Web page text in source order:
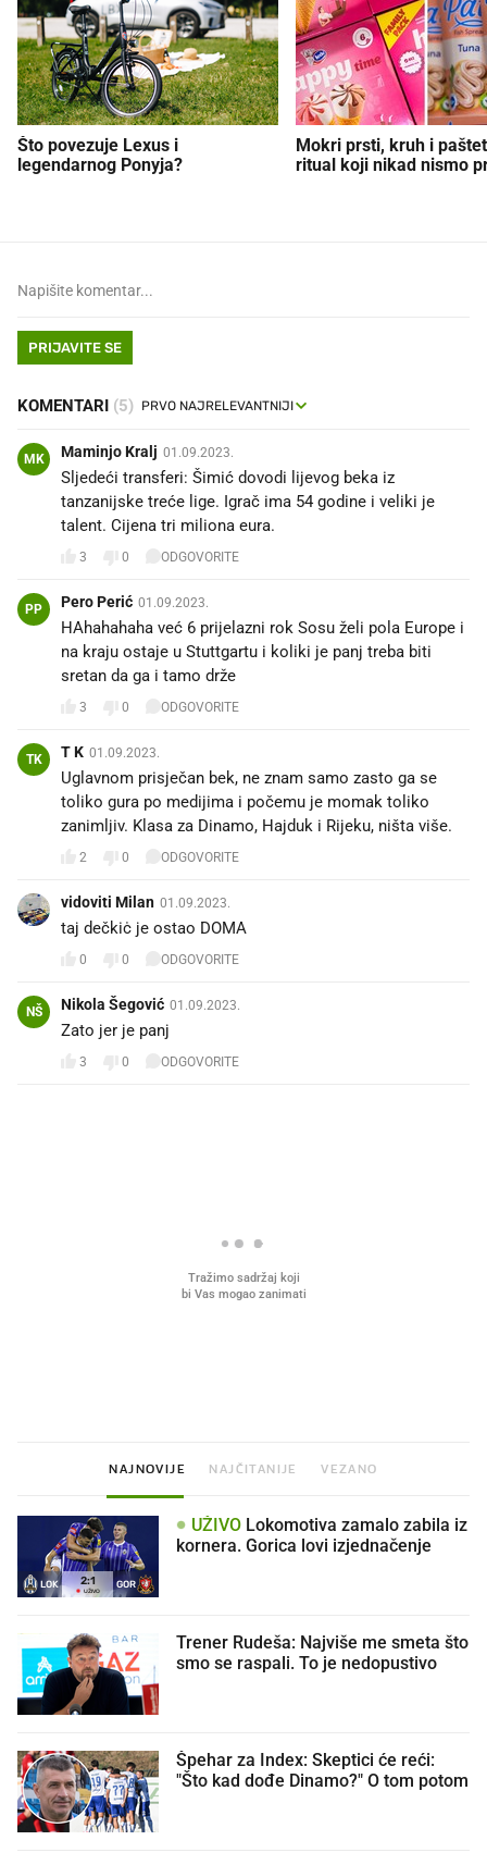
Što povezuje Lexus i
legendarnog Ponyja?
Mokri prsti, kruh i
ritual koji nikad nismo
PRIJAVITE SE
KOMENTARI (5)
MK Maminjo Kralj 01.09.2023.
Sljedeći transferi: Šimić dovodi lijevog beka iz
tanzanijske treće lige. Igrač ima 54 godine i veliki je
talent. Cijena tri miliona eura.
3 0 ODGOVORITE
PP Pero Perić 01.09.2023.
HAhahahaha već 6 prijelazni rok Sosu želi pola Europe i
na kraju ostaje u Stuttgartu i koliki je panj treba biti
sretan da ga i tamo drže
3 0 ODGOVORITE
TK T K 01.09.2023.
Uglavnom prisječan bek, ne znam samo zasto ga se
toliko gura po medijima i počemu je momak toliko
zanimljiv. Klasa za Dinamo, Hajduk i Rijeku, ništa više.
2 0 ODGOVORITE
vidoviti Milan 01.09.2023.
taj dečkiċ je ostao DOMA
0 0 ODGOVORITE
NŠ Nikola Šegović 01.09.2023.
Zato jer je panj
3 0 ODGOVORITE
NAJNOVIJE NAJČITANIJE VEZANO
LOK 2:1
UŽIVO
GOR
UŽIVO
kornera. Gorica lovi izjednačenje
Trener Rudeša: Najviše me smeta što
smo se raspali. To je nedopustivo
Špehar za Index: Skeptici će reći:
"Što kad dođe Dinamo?" O tom potom